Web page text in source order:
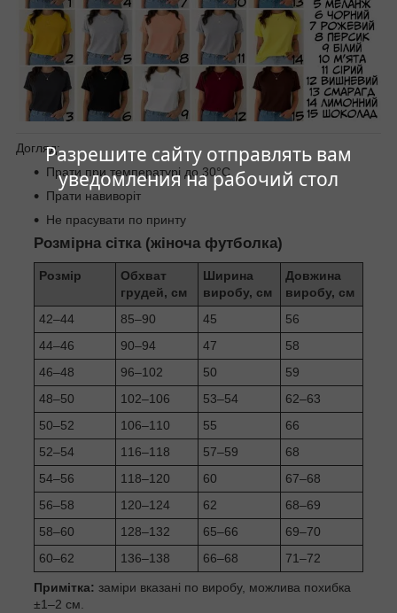
Разрешите сайту отправлять вам
уведомления на рабочий стол
Догляд:
Прати при температурі до 30°C
Прати навиворіт
Не прасувати по принту
Розмірна сітка (жіноча футболка)
Розмір
Обхват
грудей, см
Ширина
виробу, см
Довжина
виробу, см
42–44
85–90 45
56
44–46
90–94 47
58
46–48
96–102 50
59
48–50
102–106 53–54
62–63
50–52
106–110 55
66
52–54
116–118 57–59
68
54–56
118–120 60
67–68
56–58
120–124 62
68–69
58–60
128–132 65–66
69–70
60–62
136–138 66–68 71–72
Примітка: заміри вказані по виробу, можлива похибка
±1–2 см.